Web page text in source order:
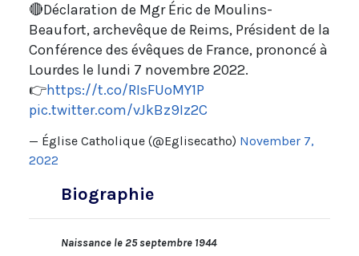
🔴Déclaration de Mgr Éric de Moulins-
Beaufort, archevêque de Reims, Président de la
Conférence des évêques de France, prononcé à
Lourdes le lundi 7 novembre 2022.
👉https://t.co/RIsFUoMY1P
pic.twitter.com/vJkBz9Iz2C
— Église Catholique (@Eglisecatho) November 7,
2022
Biographie
Naissance le 25 septembre 1944